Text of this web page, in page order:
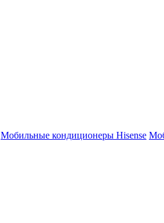
Мобильные кондиционеры Hisense